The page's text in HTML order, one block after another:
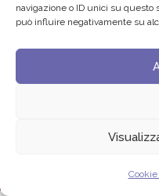
navigazione o ID unici su questo
può influire negativamente su
algoritmi del potere
Edvance – Digital